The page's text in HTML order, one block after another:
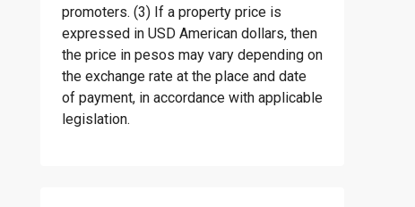
promoters. (3) If a property price is
expressed in USD American dollars, then
the price in pesos may vary depending on
the exchange rate at the place and date
of payment, in accordance with applicable
legislation.